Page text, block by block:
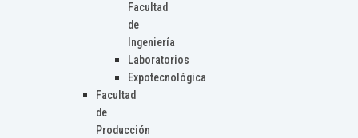
Facultad
de
Ingeniería
Laboratorios
Expotecnológica
Facultad
de
Producción